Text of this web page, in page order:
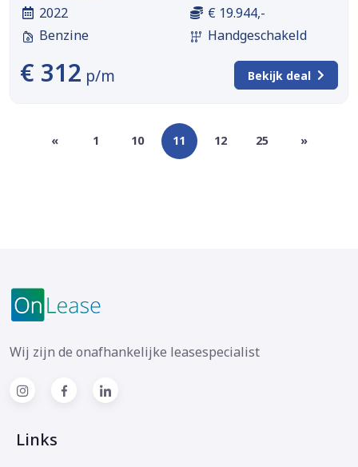
2022
Benzine
€ 19.944,-
Handgeschakeld
€ 312 p/m Bekijk deal
« 1 10 11 12 25 »
Wij zijn de onafhankelijke leasespecialist
Links